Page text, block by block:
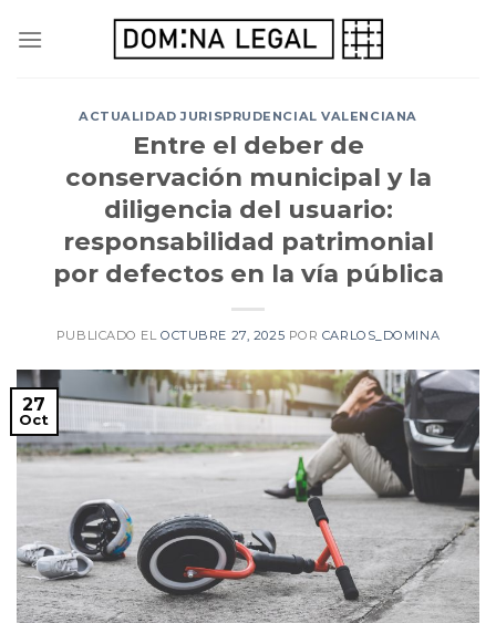
ACTUALIDAD JURISPRUDENCIAL VALENCIANA
Entre el deber de
conservación municipal y la
diligencia del usuario:
responsabilidad patrimonial
por defectos en la vía pública
PUBLICADO ELOCTUBRE 27, 2025 POR CARLOS_DOMINA
27
Oct